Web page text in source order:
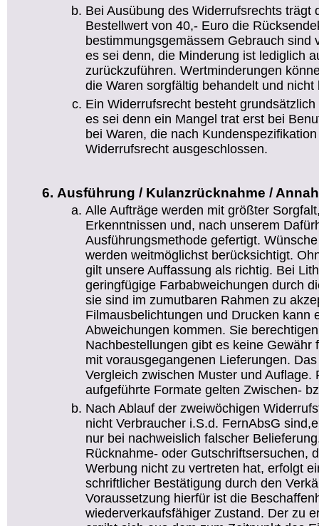
Bei Ausübung des Widerrufsrechts trägt
Bestellwert von 40,- Euro die
bestimmungsgemässem Gebrauch sind
es sei denn, die Minderung ist lediglich
zurückzuführen. Wertminderungen
die Waren sorgfältig behandelt und nicht
Ein Widerrufsrecht besteht
es sei denn ein Mangel trat erst bei
bei Waren, die nach
Widerrufsrecht ausgeschlossen.
Ausführung / Kulanzrücknahme /
Alle Aufträge werden mit größter
Erkenntnissen und, nach unserem
Ausführungsmethode gefertigt.
werden weitmöglichst berücksichtigt.
gilt unsere Auffassung als richtig. Bei
geringfügige Farbabweichungen durch
sie sind im zumutbaren Rahmen zu
Filmausbelichtungen und Drucken kann
Abweichungen kommen. Sie
Nachbestellungen gibt es keine Gewähr
mit vorausgegangenen Lieferungen.
Vergleich zwischen Muster und Auflage.
aufgeführte Formate gelten Zwischen-
Nach Ablauf der zweiwöchigen
nicht Verbraucher i.S.d. FernAbsG
nur bei nachweislich falscher
Rücknahme- oder Gutschriftsersuchen,
Werbung nicht zu vertreten hat, erfolgt
schriftlicher Bestätigung durch den
Voraussetzung hierfür ist die
wiederverkaufsfähiger Zustand. Der zu